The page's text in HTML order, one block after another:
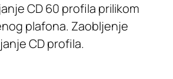
CD 60 profila prilikom
plafona. Zaobljenje
CD profila.